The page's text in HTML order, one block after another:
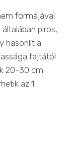
formájával
piros,
hasonlít a
fajtától
20-30 cm
az 1